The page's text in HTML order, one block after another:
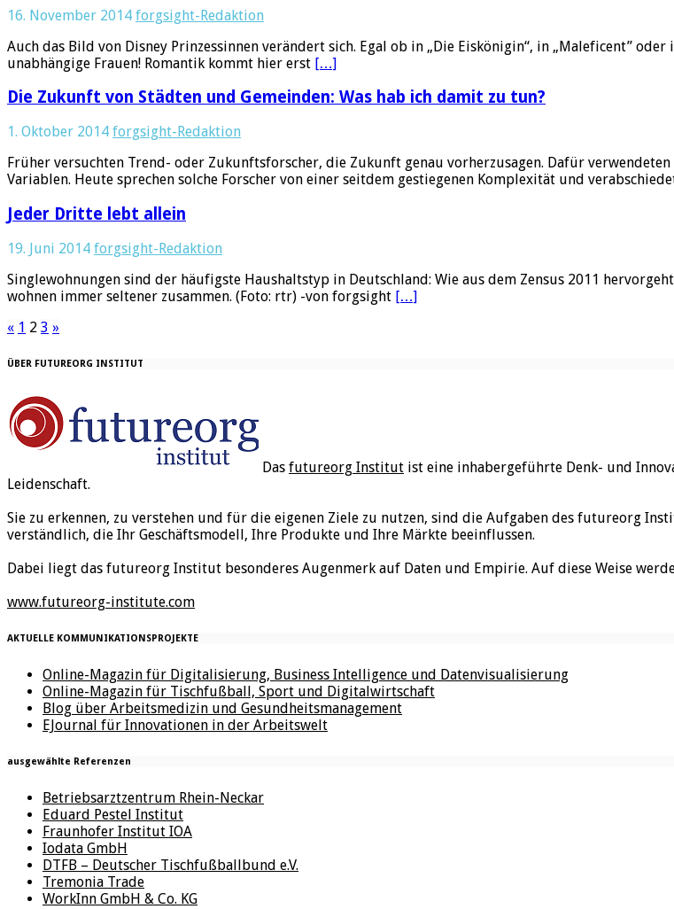
16. November 2014 forgsight-Redaktion
Auch das Bild von Disney Prinzessinnen verändert sich. Egal ob in „Die Eiskönigin“, in „Maleficent”
unabhängige Frauen! Romantik kommt hier erst […]
Die Zukunft von Städten und Gemeinden: Was hab ich damit zu tun?
1. Oktober 2014 forgsight-Redaktion
Früher versuchten Trend- oder Zukunftsforscher, die Zukunft genau vorherzusagen. Dafür
Variablen. Heute sprechen solche Forscher von einer seitdem gestiegenen Komplexität und
Jeder Dritte lebt allein
19. Juni 2014 forgsight-Redaktion
Singlewohnungen sind der häufigste Haushaltstyp in Deutschland: Wie aus dem Zensus 2011
wohnen immer seltener zusammen. (Foto: rtr) -von forgsight […]
« 1 2 3 »
ÜBER FUTUREORG INSTITUT
Das futureorg Institut ist eine inhabergeführte Denk- und
Leidenschaft.
Sie zu erkennen, zu verstehen und für die eigenen Ziele zu nutzen, sind die Aufgaben des futureorg
verständlich, die Ihr Geschäftsmodell, Ihre Produkte und Ihre Märkte beeinflussen.
Dabei liegt das futureorg Institut besonderes Augenmerk auf Daten und Empirie. Auf diese Weise
www.futureorg-institute.com
AKTUELLE KOMMUNIKATIONSPROJEKTE
Online-Magazin für Digitalisierung, Business Intelligence und Datenvisualisierung
Online-Magazin für Tischfußball, Sport und Digitalwirtschaft
Blog über Arbeitsmedizin und Gesundheitsmanagement
EJournal für Innovationen in der Arbeitswelt
ausgewählte Referenzen
Betriebsarztzentrum Rhein-Neckar
Eduard Pestel Institut
Fraunhofer Institut IOA
Iodata GmbH
DTFB – Deutscher Tischfußballbund e.V.
Tremonia Trade
WorkInn GmbH & Co. KG